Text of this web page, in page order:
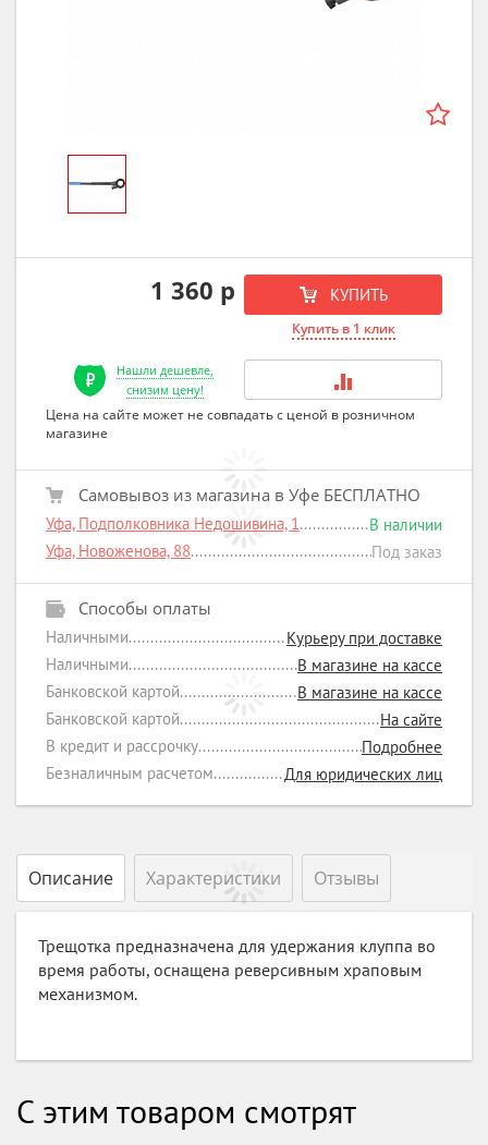
1 360 р КУПИТЬ
Купить в 1 клик
Нашли дешевле,
снизим цену!
Цена на сайте может не совпадать с ценой в розничном
магазине
Самовывоз из магазина в Уфе БЕСПЛАТНО
Уфа, Подполковника Недошивина, 1
В наличии
Уфа, Новоженова, 88
Под заказ
Способы оплаты
Наличными
Курьеру при доставке
Наличными
В магазине на кассе
Банковской картой
В магазине на кассе
Банковской картой
На сайте
В кредит и рассрочку
Подробнее
Безналичным расчетом
Для юридических лиц
Описание Характеристики Отзывы
Трещотка предназначена для удержания клуппа во
время работы, оснащена реверсивным храповым
механизмом.
С этим товаром смотрят